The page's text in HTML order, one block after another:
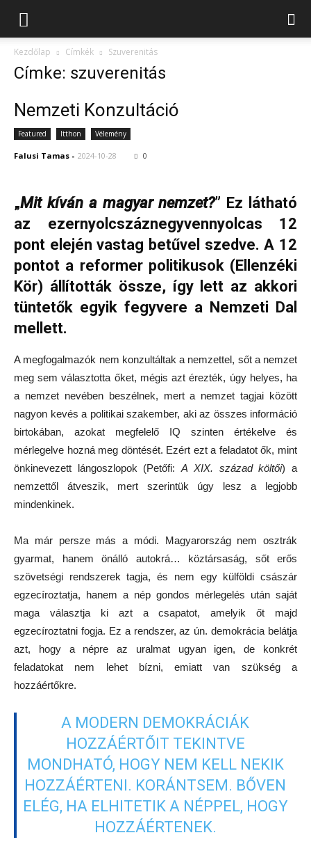
Kezdőlap Címkék Szuverenitás
Címke: szuverenitás
Nemzeti Konzultáció
Featured Itthon Vélemény
Falusi Tamas - 2024-10-28 0
„Mit kíván a magyar nemzet?” Ez látható
az ezernyolcszáznegyvennyolcas 12
pont elején vastag betűvel szedve. A 12
pontot a reformer politikusok (Ellenzéki
Kör) állították össze, így lett az akkori
tüntetők egyik fegyvere a Nemzeti Dal
mellett.
A megfogalmazók nem konzultáltak a nemzettel, sőt a nemzet
meg sem választotta őket, mégis azt érezték, úgy helyes, ha
a nemzet nevében beszélnek, mert a nemzet tagjai között
nagyon kevés a politikai szakember, aki az összes információ
birtokában, azokat megfelelő IQ szinten értékelve és
mérlegelve hozná meg döntését. Ezért ezt a feladatot ők, mint
önkinevezett lángoszlopok (Petőfi:A XIX. század költői) a
nemzettől átveszik, mert szerintük úgy lesz a legjobb
mindenkinek.
Ma már persze más a módi. Magyarország nem osztrák
gyarmat, hanem önálló autokrá… köztársaság, sőt erős
szövetségi rendszerek tagja, és nem egy külföldi császár
egzecíroztatja, hanem a nép gondos mérlegelés után saját
maga választja ki azt a csapatot, amelyik őt majd
egzecíroztatni fogja. Ez a rendszer, az ún. demokrácia belátja
azt, hogy a népre az uralmat ugyan igen, de konkrét
feladatokat nem lehet bízni, emiatt van szükség a
hozzáértőkre.
A MODERN DEMOKRÁCIÁK
HOZZÁÉRTŐIT TEKINTVE
MONDHATÓ, HOGY NEM KELL NEKIK
HOZZÁÉRTENI. KORÁNTSEM. BŐVEN
ELÉG, HA ELHITETIK A NÉPPEL, HOGY
HOZZÁÉRTENEK.